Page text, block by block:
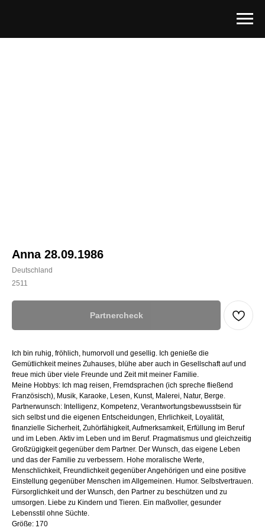
Anna 28.09.1986
Deutschland
2511
Partnercheck
Ich bin ruhig, fröhlich, humorvoll und gesellig. Ich genieße die
Gemütlichkeit meines Zuhauses, blühe aber auch in Gesellschaft auf und
freue mich über viele Freunde und Zeit mit meiner Familie.
Meine Hobbys: Ich mag reisen, Fremdsprachen (ich spreche fließend
Französisch), Musik, Karaoke, Lesen, Kunst, Malerei, Natur, Berge.
Partnerwunsch: Intelligenz, Kompetenz, Verantwortungsbewusstsein für
sich selbst und die eigenen Entscheidungen, Ehrlichkeit, Loyalität,
finanzielle Sicherheit, Zuhörfähigkeit, Aufmerksamkeit, Erfüllung im Beruf
und im Leben. Aktiv im Leben und im Beruf. Pragmatismus und gleichzeitig
Großzügigkeit gegenüber dem Partner. Der Wunsch, das eigene Leben
und das der Familie zu verbessern. Hohe moralische Werte,
Menschlichkeit, Freundlichkeit gegenüber Angehörigen und eine positive
Einstellung gegenüber Menschen im Allgemeinen. Humor. Selbstvertrauen.
Fürsorglichkeit und der Wunsch, den Partner zu beschützen und zu
umsorgen. Liebe zu Kindern und Tieren. Ein maßvoller, gesunder
Lebensstil ohne Süchte.
Größe: 170